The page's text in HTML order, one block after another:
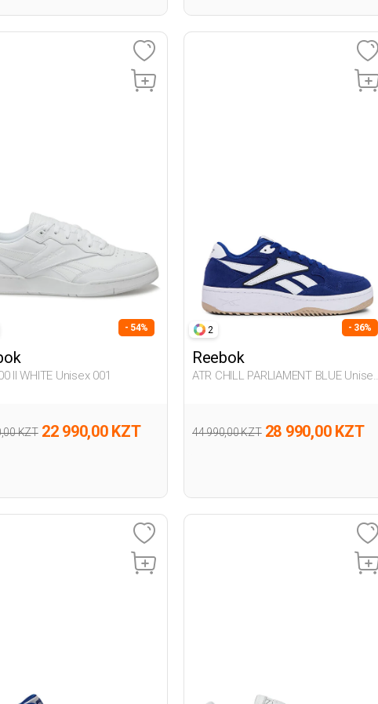
- 54%
II WHITE Unisex 001
KZT 22 990,00 KZT
2 - 36%
Reebok
ATR CHILL PARLIAMENT BLUE Unisex
44 990,00 KZT 28 990,00 KZT